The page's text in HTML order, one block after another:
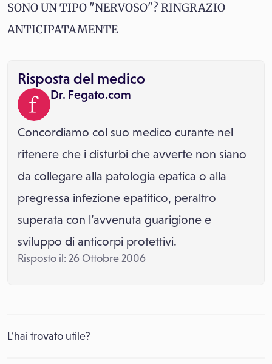
SONO UN TIPO "NERVOSO"? RINGRAZIO
ANTICIPATAMENTE
Risposta del medico
Dr. Fegato.com
Concordiamo col suo medico curante nel
ritenere che i disturbi che avverte non siano
da collegare alla patologia epatica o alla
pregressa infezione epatitico, peraltro
superata con l’avvenuta guarigione e
sviluppo di anticorpi protettivi.
Risposto il: 26 Ottobre 2006
L’hai trovato utile?